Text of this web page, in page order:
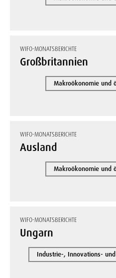
WIFO-MONATSBERICHTE
Großbritannien
Makroökonomie und
WIFO-MONATSBERICHTE
Ausland
Makroökonomie und
WIFO-MONATSBERICHTE
Ungarn
Industrie-, Innovations-